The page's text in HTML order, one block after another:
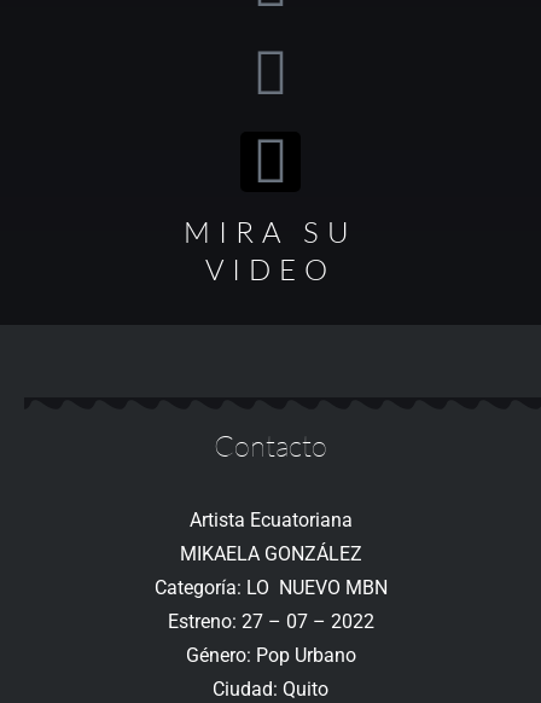
MIRA SU
VIDEO
Contacto
Artista Ecuatoriana
MIKAELA GONZÁLEZ
Categoría: LO NUEVO MBN
Estreno: 27 – 07 – 2022
Género: Pop Urbano
Ciudad: Quito